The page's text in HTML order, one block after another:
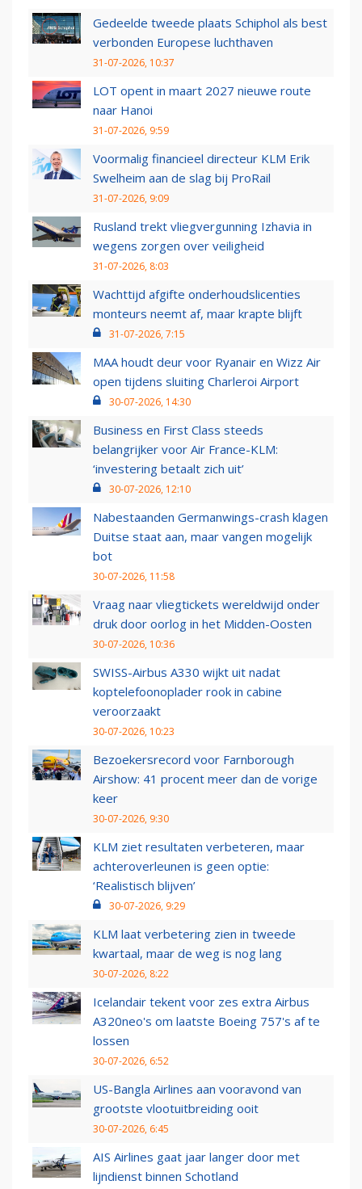
Gedeelde tweede plaats Schiphol als best
verbonden Europese luchthaven
31-07-2026, 10:37
LOT opent in maart 2027 nieuwe route
naar Hanoi
31-07-2026, 9:59
Voormalig financieel directeur KLM Erik
Swelheim aan de slag bij ProRail
31-07-2026, 9:09
Rusland trekt vliegvergunning Izhavia in
wegens zorgen over veiligheid
31-07-2026, 8:03
Wachttijd afgifte onderhoudslicenties
monteurs neemt af, maar krapte blijft
31-07-2026, 7:15
MAA houdt deur voor Ryanair en Wizz Air
open tijdens sluiting Charleroi Airport
30-07-2026, 14:30
Business en First Class steeds
belangrijker voor Air France-KLM:
‘investering betaalt zich uit’
30-07-2026, 12:10
Nabestaanden Germanwings-crash klagen
Duitse staat aan, maar vangen mogelijk
bot
30-07-2026, 11:58
Vraag naar vliegtickets wereldwijd onder
druk door oorlog in het Midden-Oosten
30-07-2026, 10:36
SWISS-Airbus A330 wijkt uit nadat
koptelefoonoplader rook in cabine
veroorzaakt
30-07-2026, 10:23
Bezoekersrecord voor Farnborough
Airshow: 41 procent meer dan de vorige
keer
30-07-2026, 9:30
KLM ziet resultaten verbeteren, maar
achteroverleunen is geen optie:
‘Realistisch blijven’
30-07-2026, 9:29
KLM laat verbetering zien in tweede
kwartaal, maar de weg is nog lang
30-07-2026, 8:22
Icelandair tekent voor zes extra Airbus
A320neo's om laatste Boeing 757's af te
lossen
30-07-2026, 6:52
US-Bangla Airlines aan vooravond van
grootste vlootuitbreiding ooit
30-07-2026, 6:45
AIS Airlines gaat jaar langer door met
lijndienst binnen Schotland